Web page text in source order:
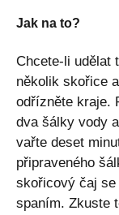
Jak na to?
Chcete-li udělat
několik skořice
odřízněte kraje.
dva šálky vody
vařte deset
připraveného
skořicový čaj se
spaním. Zkuste